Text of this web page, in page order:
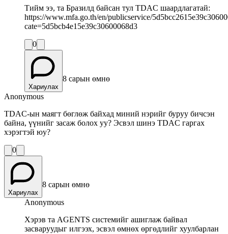
Тийм ээ, та Бразилд байсан тул TDAC шаардлагатай:
https://www.mfa.go.th/en/publicservice/
cate=5d5bcb4e15e39c30600068d3
0
Хариулах
8 сарын өмнө
Anonymous
TDAC-ын маягт бөглөж байхад миний нэрийг буруу бичсэн
байна, үүнийг засаж болох уу? Эсвэл шинэ TDAC гаргах
хэрэгтэй юу?
0
Хариулах
8 сарын өмнө
Anonymous
Хэрэв та AGENTS системийг ашиглаж байвал
засваруудыг илгээх, эсвэл өмнөх өргөдлийг хуулбарлан